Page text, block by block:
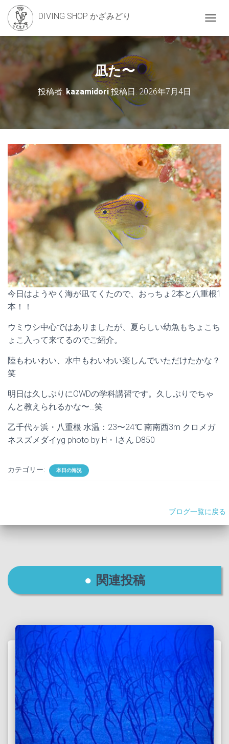
DIVING SHOP かざみどり
ビ
ゲ
凪た〜
投稿者:kazamidori投稿日: 2026年7月4日
今日はようやく海が凪てくたので、おっちょ2本と八重根1
本！！
ウミウシ中心ではありましたが、夏らしい幼魚もちょこち
ょこ入って来てるのでご紹介。
陸もわいわい、水中もわいわい楽しんでいただけたかな？
笑
明日は久しぶりにOWDの学科講習です。久しぶりでちゃ
んと教えられるかな〜…笑
乙千代ヶ浜・八重根 水温：23〜24℃ 南南西3m クロメガ
ネスズメダイyg photo by H・Iさん D850
カテゴリー: 本日の海況
ブログ一覧に戻る
関連投稿